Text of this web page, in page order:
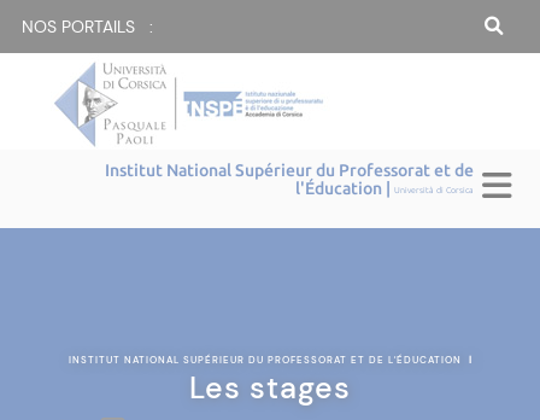
NOS PORTAILS :
Institut National Supérieur du Professorat et de
l'Éducation |Università di Corsica
INSTITUT NATIONAL SUPÉRIEUR DU PROFESSORAT ET DE L'ÉDUCATION |
Les stages